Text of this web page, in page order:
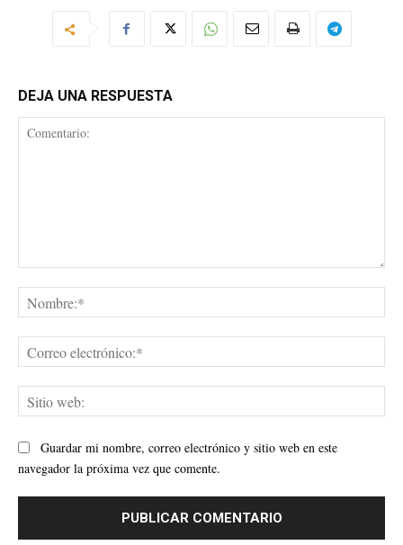
DEJA UNA RESPUESTA
Guardar mi nombre, correo electrónico y sitio web en este
navegador la próxima vez que comente.